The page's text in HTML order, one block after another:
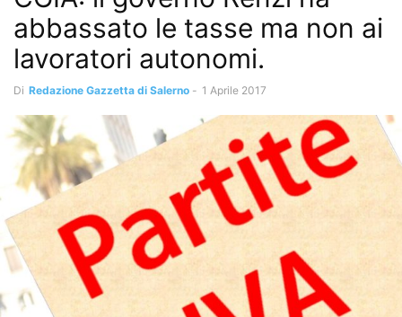
abbassato le tasse ma non ai
lavoratori autonomi.
Di Redazione Gazzetta di Salerno - 1 Aprile 2017